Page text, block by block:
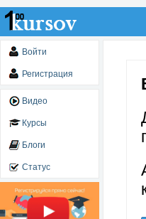
Войти
Регистрация
Видео
Курсы
Блоги
Статус